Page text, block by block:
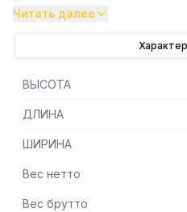
Навесные полки крепятся к
как сверху, так и снизу
Особенности:
— Полка сплошная
— Разборная, болтовое
Читать далее
ВЫСОТА
ДЛИНА
ШИРИНА
Вес нетто
Вес брутто